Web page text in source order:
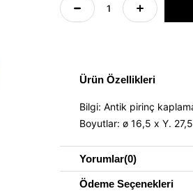
Ürün Özellikleri
Bilgi: Antik pirinç
Boyutlar: ø 16,5 x Y.
Yorumlar(0)
Ödeme Seçenekleri